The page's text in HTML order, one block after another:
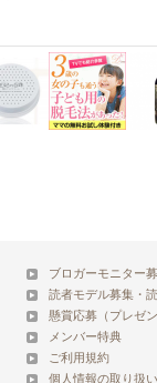
ブロガーモニター
読者モデル募集・
懸賞応募（プレゼ
メンバー特典
ご利用規約
個人情報の取り扱